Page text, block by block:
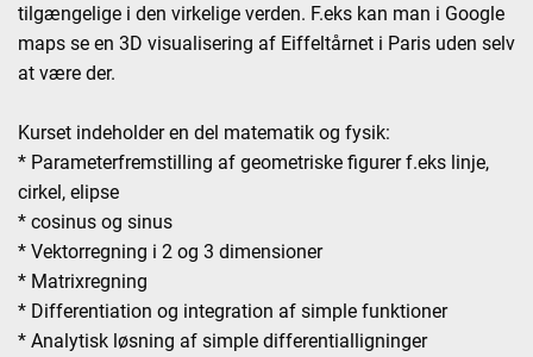
tilgængelige i den virkelige verden. F.eks kan man i Google
maps se en 3D visualisering af Eiffeltårnet i Paris uden selv
at være der.
Kurset indeholder en del matematik og fysik:
* Parameterfremstilling af geometriske figurer f.eks linje,
cirkel, elipse
* cosinus og sinus
* Vektorregning i 2 og 3 dimensioner
* Matrixregning
* Differentiation og integration af simple funktioner
* Analytisk løsning af simple differentialligninger